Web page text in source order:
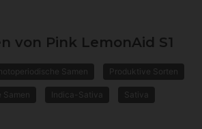
von Pink LemonAid S1
Samen Produktive Sorten
Samen Indica-Sativa Sativa